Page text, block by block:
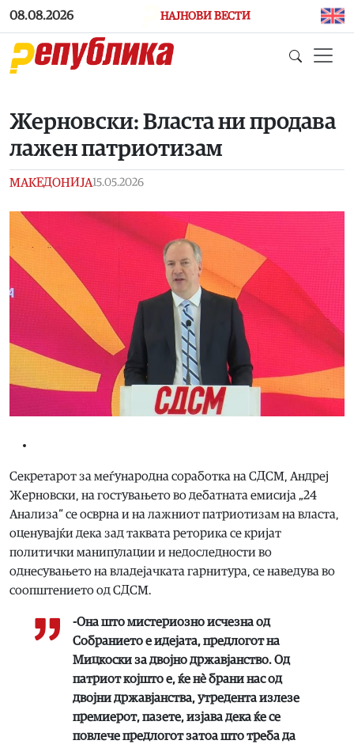
Skip to main content
08.08.2026 НАЈНОВИ ВЕСТИ
Жерновски: Власта ни продава
лажен патриотизам
МАКЕДОНИЈА15.05.2026
Секретарот за меѓународна соработка на СДСМ, Андреј
Жерновски, на гостувањето во дебатната емисија „24
Анализа“ се осврна и на лажниот патриотизам на власта,
оценувајќи дека зад таквата реторика се кријат
политички манипулации и недоследности во
однесувањето на владејачката гарнитура, се наведува во
соопштението од СДСМ.
-Она што мистериозно исчезна од
Собранието е идејата, предлогот на
Мицкоски за двојно државјанство. Од
патриот којшто е, ќе нè брани нас од
двојни државјанства, утредента излезе
премиерот, пазете, изјава дека ќе се
повлече предлогот затоа што треба да